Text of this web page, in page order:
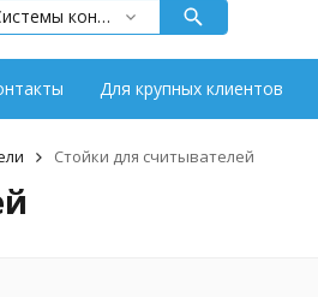
Системы контроля доступа
Для крупных клиентов
Стойки для считывателей